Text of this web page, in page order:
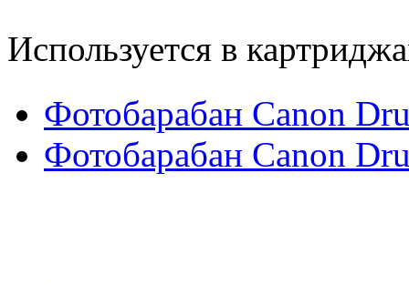
Используется в
Фотобарабан Canon
Фотобарабан Canon